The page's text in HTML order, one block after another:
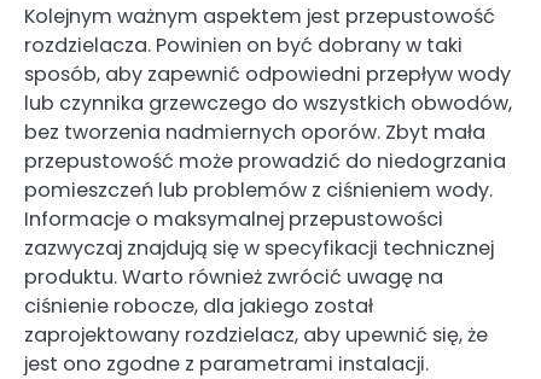
Kolejnym ważnym aspektem jest przepustowość
rozdzielacza. Powinien on być dobrany w taki
sposób, aby zapewnić odpowiedni przepływ wody
lub czynnika grzewczego do wszystkich obwodów,
bez tworzenia nadmiernych oporów. Zbyt mała
przepustowość może prowadzić do niedogrzania
pomieszczeń lub problemów z ciśnieniem wody.
Informacje o maksymalnej przepustowości
zazwyczaj znajdują się w specyfikacji technicznej
produktu. Warto również zwrócić uwagę na
ciśnienie robocze, dla jakiego został
zaprojektowany rozdzielacz, aby upewnić się, że
jest ono zgodne z parametrami instalacji.